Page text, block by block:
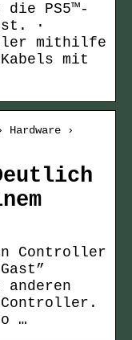
die PS5™-
·
mithilfe
mit
›
Controller
anderen
…